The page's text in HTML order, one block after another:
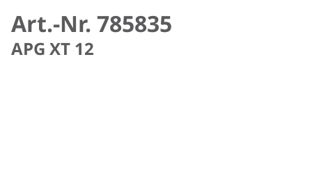
Art.-Nr. 785835
APG XT 12